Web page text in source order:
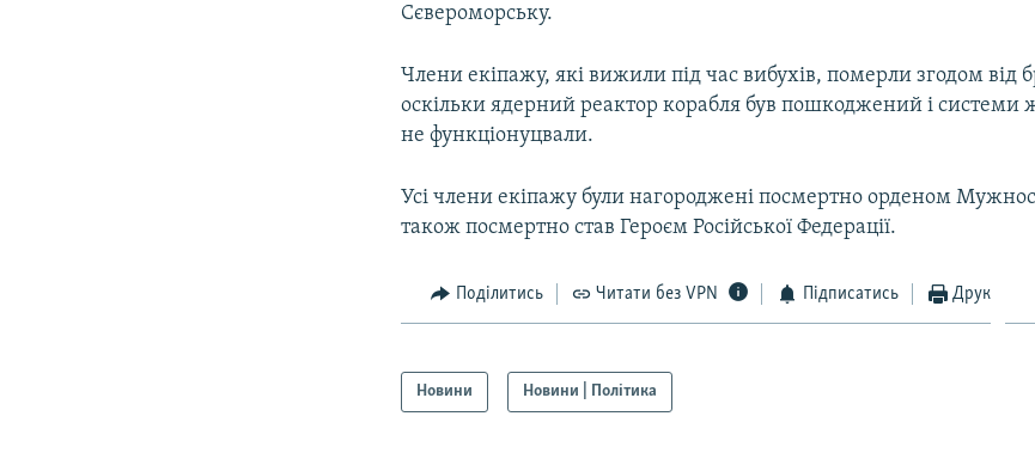
Сєвероморську.
Члени екіпажу, які вижили під час вибухів, померли згодом від
оскільки ядерний реактор корабля був пошкоджений і системи
не функціонуцвали.
Усі члени екіпажу були нагороджені посмертно орденом
також посмертно став Героєм Російської Федерації.
Поділитись Читати без VPN Підписатись Друк
Новини Новини | Політика